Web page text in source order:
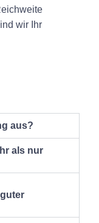
wir Ihr
aus?
als nur